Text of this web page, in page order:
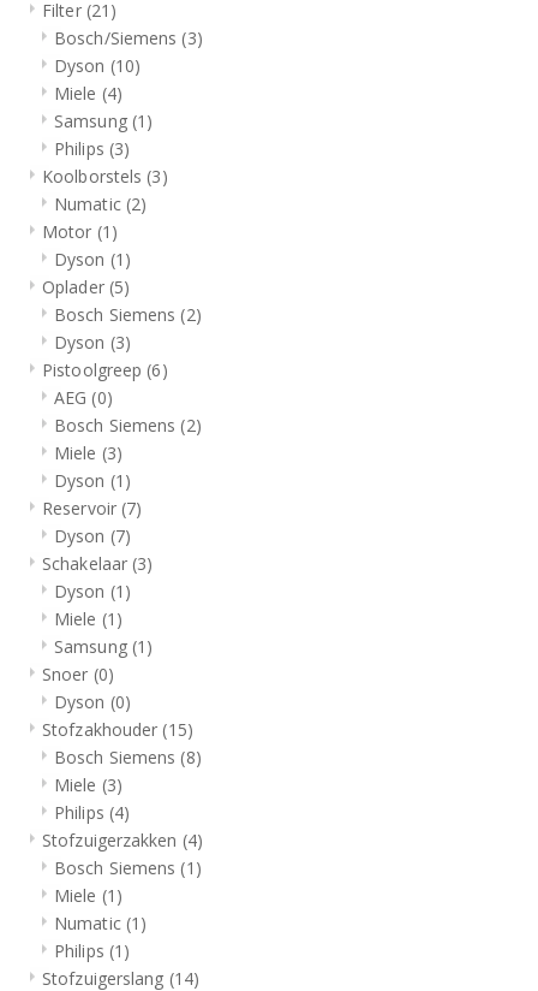
Filter (21)
Bosch/Siemens (3)
Dyson (10)
Miele (4)
Samsung (1)
Philips (3)
Koolborstels (3)
Numatic (2)
Motor (1)
Dyson (1)
Oplader (5)
Bosch Siemens (2)
Dyson (3)
Pistoolgreep (6)
AEG (0)
Bosch Siemens (2)
Miele (3)
Dyson (1)
Reservoir (7)
Dyson (7)
Schakelaar (3)
Dyson (1)
Miele (1)
Samsung (1)
Snoer (0)
Dyson (0)
Stofzakhouder (15)
Bosch Siemens (8)
Miele (3)
Philips (4)
Stofzuigerzakken (4)
Bosch Siemens (1)
Miele (1)
Numatic (1)
Philips (1)
Stofzuigerslang (14)